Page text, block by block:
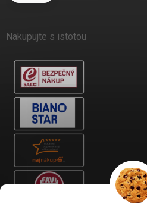
Nakupujte s istotou